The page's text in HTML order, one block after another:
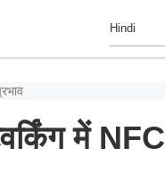
में NFC